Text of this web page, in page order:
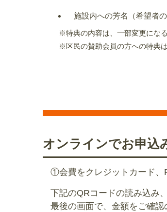
施設内への芳名（希望者
※特典の内容は、一部変更にな
※区民の賛助会員の方への特典
オンラインでお申込
①会費をクレジットカード、
下記のQRコードの読み込み
最後の画面で、金額をご確